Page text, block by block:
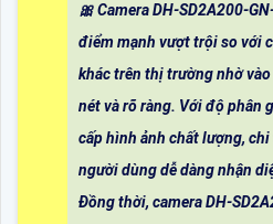
🎀 Camera DH-SD2A200-
điểm mạnh vượt trội so với
khác trên thị trường nhờ
nét và rõ ràng. Với độ phân
cấp hình ảnh chất lượng,
người dùng dễ dàng nhận
Đồng thời, camera DH-